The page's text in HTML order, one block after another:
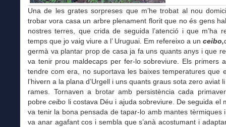
Una de les grates sorpreses que m’he trobat al nou
trobar vora casa un arbre plenament florit que no és gens
nostres terres, que crida de seguida l’atenció i que m’ha
temps que jo vaig viure a l’ Uruguai. Em refereixo a un ceibo,
germà va plantar prop de casa ja fa uns quants anys i que
va tenir prou maldecaps per fer-lo sobreviure. Els primers
tendre com era, no suportava les baixes temperatures que
l’hivern a la plana d’Urgell i uns quants graus sota zero aviat
rames. Tornaven a brotar amb persistència cada
pobreceibo li costava Déu i ajuda sobreviure. De seguida el
va tenir la bona pensada de tapar-lo amb mantes tèrmiques
va anar agafant cos i sembla que s’anà acostumant i